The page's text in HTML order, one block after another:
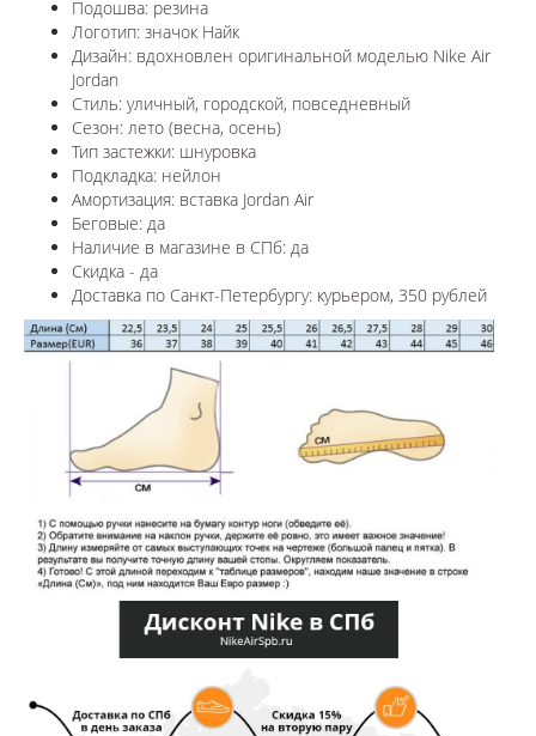
Подошва: резина
Логотип: значок Найк
Дизайн: вдохновлен оригинальной моделью Nike Air
Jordan
Стиль: уличный, городской, повседневный
Сезон: лето (весна, осень)
Тип застежки: шнуровка
Подкладка: нейлон
Амортизация: вставка Jordan Air
Беговые: да
Наличие в магазине в СПб: да
Скидка - да
Доставка по Санкт-Петербургу: курьером, 350 рублей